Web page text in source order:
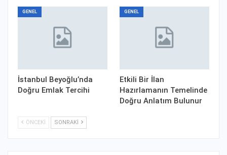
GENEL
İstanbul Beyoğlu’nda
Doğru Emlak Tercihi
GENEL
Etkili Bir İlan
Hazırlamanın Temelinde
Doğru Anlatım Bulunur
ÖNCEKI SONRAKI